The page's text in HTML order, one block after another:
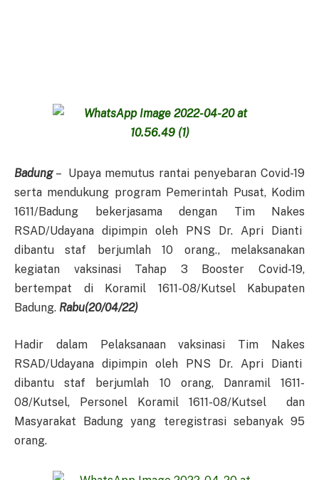
Badung– Upaya memutus rantai penyebaran Covid-19
serta mendukung program Pemerintah Pusat, Kodim
1611/Badung bekerjasama dengan Tim Nakes
RSAD/Udayana dipimpin oleh PNS Dr. Apri Dianti
dibantu staf berjumlah 10 orang., melaksanakan
kegiatan vaksinasi Tahap 3 Booster Covid-19,
bertempat di Koramil 1611-08/Kutsel Kabupaten
Badung. Rabu(20/04/22)
Hadir dalam Pelaksanaan vaksinasi Tim Nakes
RSAD/Udayana dipimpin oleh PNS Dr. Apri Dianti
dibantu staf berjumlah 10 orang, Danramil 1611-
08/Kutsel, Personel Koramil 1611-08/Kutsel dan
Masyarakat Badung yang teregistrasi sebanyak 95
orang.